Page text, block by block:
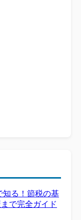
知る！節税の基
で完全ガイド